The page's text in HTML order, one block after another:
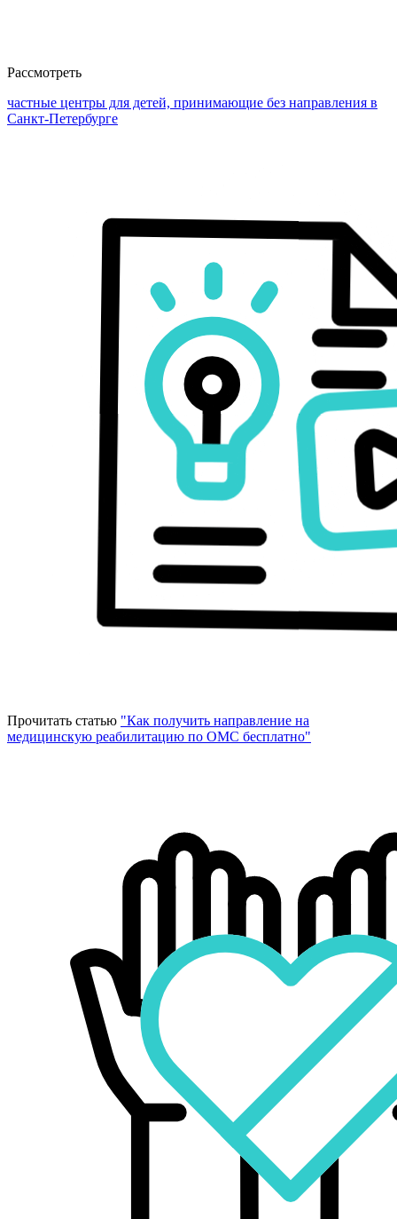
Рассмотреть
частные центры для детей, принимающие без направления в
Санкт-Петербурге
Прочитать статью "Как получить направление на
медицинскую реабилитацию по ОМС бесплатно"